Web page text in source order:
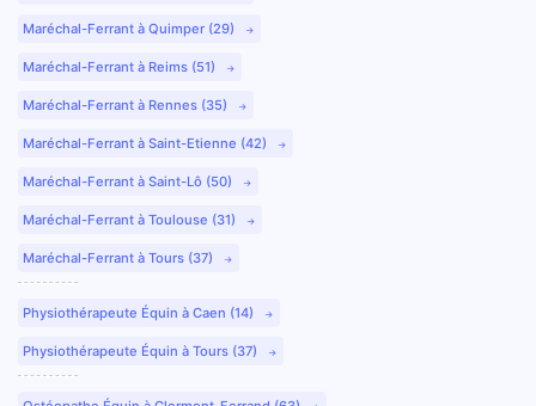
Maréchal-Ferrant à Quimper (29)
Maréchal-Ferrant à Reims (51)
Maréchal-Ferrant à Rennes (35)
Maréchal-Ferrant à Saint-Etienne (42)
Maréchal-Ferrant à Saint-Lô (50)
Maréchal-Ferrant à Toulouse (31)
Maréchal-Ferrant à Tours (37)
Physiothérapeute Équin à Caen (14)
Physiothérapeute Équin à Tours (37)